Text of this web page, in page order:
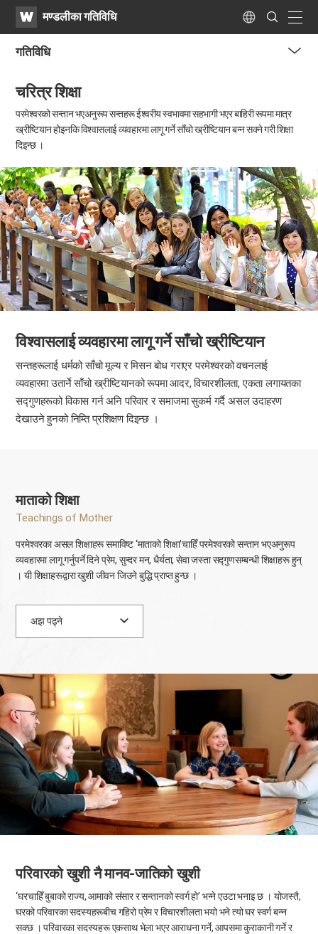
WATVमण्डलीका गतिविधि Language
Search
Submit
गतिविधि
चरित्र शिक्षा
परमेश्वरको सन्तान भएअनुरूप सन्तहरू ईश्वरीय स्वभावमा सहभागी भएर बाहिरी रूपमा मात्र
ख्रीष्टियानहोइनकि विश्वासलाई व्यवहारमा लागू गर्ने साँचो ख्रीष्टियान बन्न सक्ने गरी शिक्षा
दिइन्छ ।
विश्वासलाई व्यवहारमा लागू गर्ने साँचो ख्रीष्टियान
सन्तहरूलाई धर्मको साँचो मूल्य र मिसन बोध गराएर परमेश्वरको वचनलाई
व्यवहारमा उतार्ने साँचो ख्रीष्टियानको रूपमा आदर, विचारशीलता, एकता लगायतका
सद्गुणहरूको विकास गर्न अनि परिवार र समाजमा सुकर्म गर्दै असल उदाहरण
देखाउने हुनको निम्ति प्रशिक्षण दिइन्छ ।
माताको शिक्षा
Teachings of Mother
परमेश्वरका असल शिक्षाहरू समाविष्ट ‘माताको शिक्षा’चाहिँ परमेश्वरको सन्तान भएअनुरूप
व्यवहारमा लागू गर्नुपर्ने दिने प्रेम, सुन्दर मन, धैर्यता, सेवा जस्ता सद्गुणसम्बन्धी शिक्षाहरू हुन्
। यी शिक्षाहरूद्वारा खुशी जीवन जिउने बुद्धि प्राप्त हुन्छ ।
अझ पढ्ने
परिवारको खुशी नै मानव-जातिको खुशी
‘घरचाहिँ बुबाको राज्य, आमाको संसार र सन्तानको स्वर्ग हो’ भन्ने एउटा भनाइ छ । योजस्तै,
घरको परिवारका सदस्यहरूबीच गहिरो प्रेम र विचारशीलता भयो भने त्यो घर स्वर्ग बन्न
सक्छ । परिवारका सदस्यहरू एकसाथ भेला भएर आराधना गर्ने, आपसमा कुराकानी गर्ने र